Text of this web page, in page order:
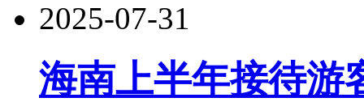
2025-07-31
海南上半年接待游